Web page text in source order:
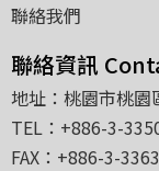
聯絡我們
聯絡資訊
地址：桃園市桃
TEL：+886-3-
FAX：+886-3-